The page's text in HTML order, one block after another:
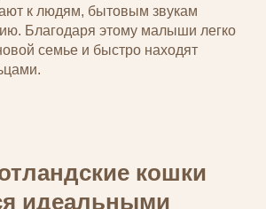
к людям, бытовым звукам
Благодаря этому малыши легко
семье и быстро находят
кошки
идеальными